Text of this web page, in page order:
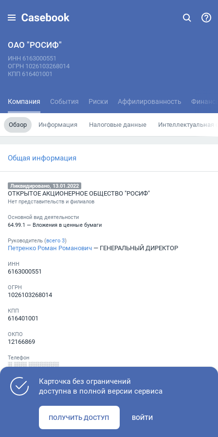
ОАО "РОСИФ"
ИНН 6163000551
ОГРН 1026103268014
КПП 616401001
Компания События Риски Аффилированность
Обзор Информация Налоговые данные Интеллектуальная
Общая информация
Ликвидировано, 13.01.2022
ОТКРЫТОЕ АКЦИОНЕРНОЕ ОБЩЕСТВО "РОСИФ"
Нет представительств и филиалов
Основной вид деятельности
64.99.1 — Вложения в ценные бумаги
Руководитель (всего 3)
Петренко Роман Романович — ГЕНЕРАЛЬНЫЙ ДИРЕКТОР
ИНН
6163000551
ОГРН
1026103268014
КПП
616401001
ОКПО
12166869
Телефон
░ ░░░ ░░░░░░░
Проверьте учредительные документы, адрес регистрации и
Карточка без ограничений
доступна в полной версии сервиса
ПОЛУЧИТЬ ДОСТУП ВОЙТИ